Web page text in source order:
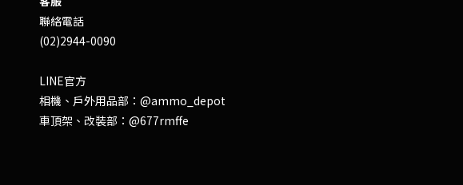
聯絡電話
(02)2944-0090
LINE官方
相機、戶外用品部：@ammo_depot
車頂架、改裝部：@677rmffe